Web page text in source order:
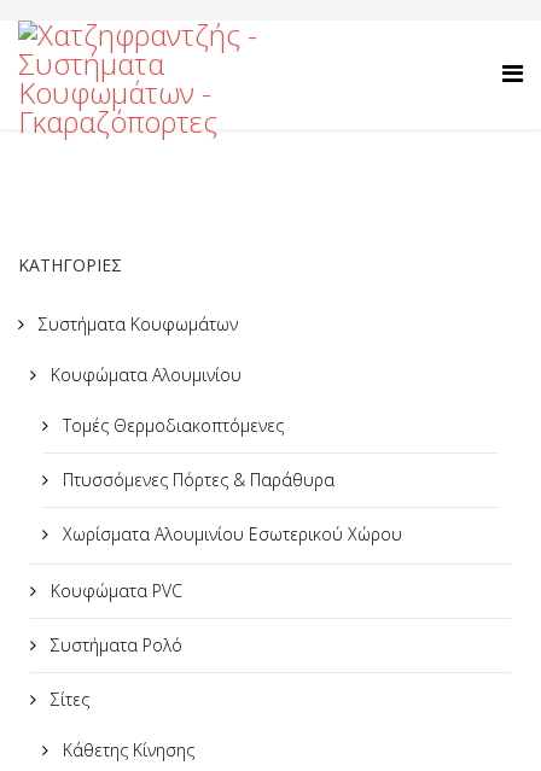
ΚΑΤΗΓΟΡΙΕΣ
Συστήματα Κουφωμάτων
Κουφώματα Αλουμινίου
Τομές Θερμοδιακοπτόμενες
Πτυσσόμενες Πόρτες & Παράθυρα
Χωρίσματα Αλουμινίου Εσωτερικού Χώρου
Κουφώματα PVC
Συστήματα Ρολό
Σίτες
Κάθετης Κίνησης